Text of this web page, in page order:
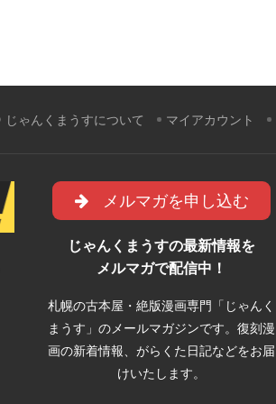
じゃんくまうすについて マイアカウント
メルマガを申し込む
じゃんくまうすの最新情報を
メルマガで配信中！
札幌の古本屋・絶版漫画専門「じゃんく
まうす」のメールマガジンです。復刻漫
画の新着情報、がらくた日記などをお届
けいたします。